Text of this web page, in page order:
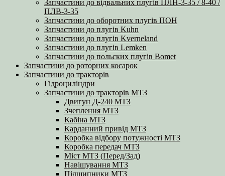
Запчастини до відвальних плугів ПЛН-3-35 / 8-40 /
ПЛВ-3-35
Запчастини до оборотних плугів ПОН
Запчастини до плугів Kuhn
Запчастини до плугів Kverneland
Запчастини до плугів Lemken
Запчастини до польских плугів Bomet
Запчастини до роторних косарок
Запчастини до тракторів
Гідроциліндри
Запчастини до тракторів МТЗ
Двигун Д-240 МТЗ
Зчеплення МТЗ
Кабіна МТЗ
Карданний привід МТЗ
Коробка відбору потужності МТЗ
Коробка передач МТЗ
Міст МТЗ (Перед/Зад)
Навішування МТЗ
Підшипники МТЗ